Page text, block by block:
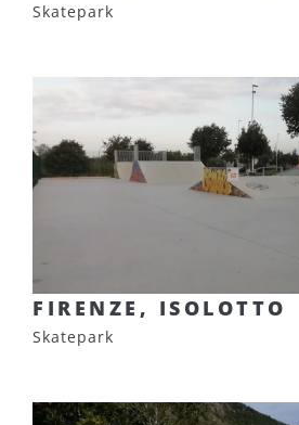
Skatepark
FIRENZE, ISOLOTTO
Skatepark